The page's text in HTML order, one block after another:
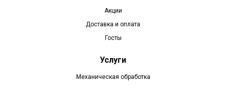
Акции
Доставка и оплата
Госты
Услуги
Механическая обработка